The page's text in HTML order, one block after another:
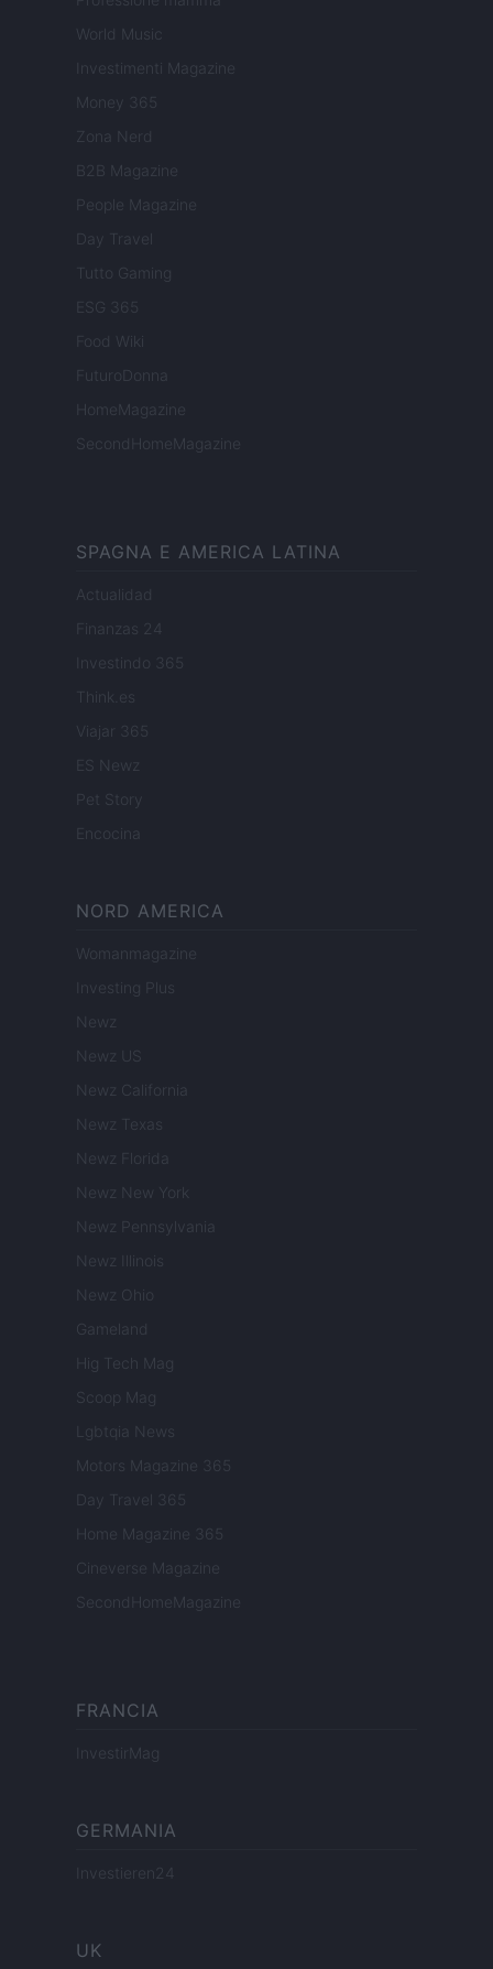
World Music
Investimenti Magazine
Money 365
Zona Nerd
B2B Magazine
People Magazine
Day Travel
Tutto Gaming
ESG 365
Food Wiki
FuturoDonna
HomeMagazine
SecondHomeMagazine
SPAGNA E AMERICA LATINA
Actualidad
Finanzas 24
Investindo 365
Think.es
Viajar 365
ES Newz
Pet Story
Encocina
NORD AMERICA
Womanmagazine
Investing Plus
Newz
Newz US
Newz California
Newz Texas
Newz Florida
Newz New York
Newz Pennsylvania
Newz Illinois
Newz Ohio
Gameland
Hig Tech Mag
Scoop Mag
Lgbtqia News
Motors Magazine 365
Day Travel 365
Home Magazine 365
Cineverse Magazine
SecondHomeMagazine
FRANCIA
InvestirMag
GERMANIA
Investieren24
UK